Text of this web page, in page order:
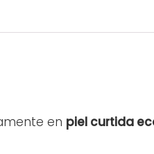
en piel curtida